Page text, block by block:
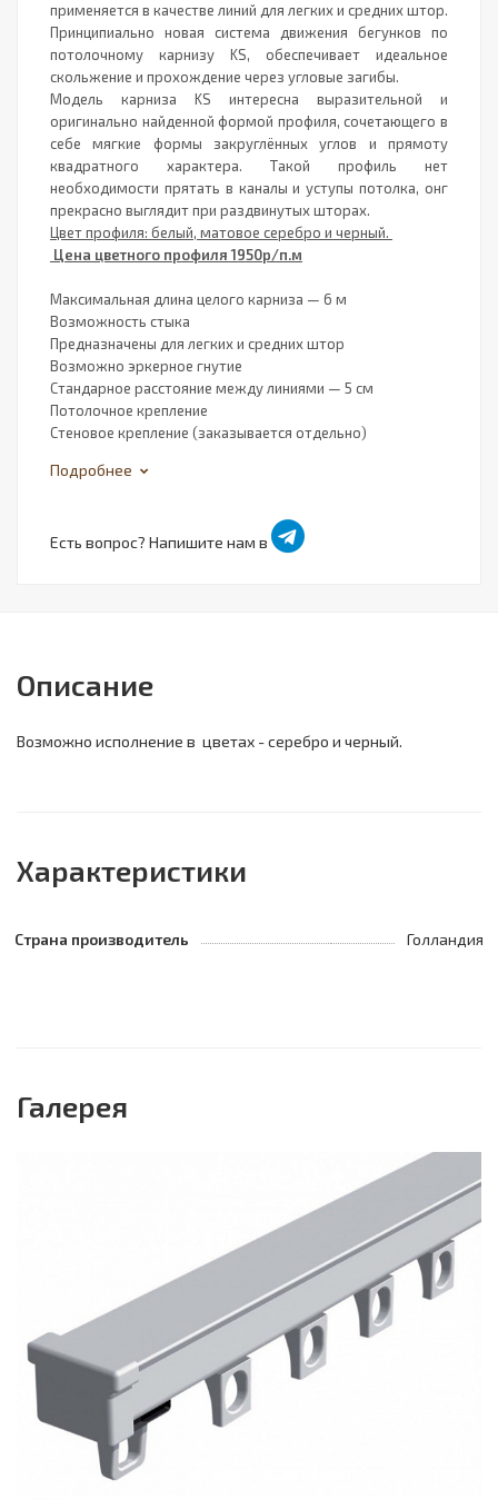
применяется в качестве линий для легких и средних штор.
Принципиально новая система движения бегунков по
потолочному карнизу KS, обеспечивает идеальное
скольжение и прохождение через угловые загибы.
Модель карниза KS интересна выразительной и
оригинально найденной формой профиля, сочетающего в
себе мягкие формы закруглённых углов и прямоту
квадратного характера. Такой профиль нет
необходимости прятать в каналы и уступы потолка, онг
прекрасно выглядит при раздвинутых шторах.
Цвет профиля: белый, матовое серебро и черный.
Цена цветного профиля 1950р/п.м
Максимальная длина целого карниза — 6 м
Возможность стыка
Предназначены для легких и средних штор
Возможно эркерное гнутие
Стандарное расстояние между линиями — 5 см
Потолочное крепление
Стеновое крепление (заказывается отдельно)
Подробнее
Есть вопрос? Напишите нам в
Описание
Возможно исполнение в цветах - серебро и черный.
Характеристики
Страна производитель Голландия
Галерея